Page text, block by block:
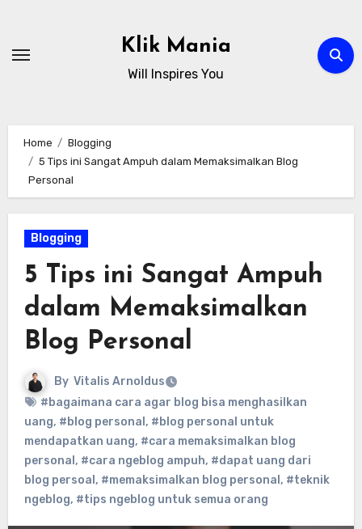
content
Klik Mania
Will Inspires You
Home
Blogging
5 Tips ini Sangat Ampuh dalam Memaksimalkan Blog
Personal
Blogging
5 Tips ini Sangat Ampuh
dalam Memaksimalkan
Blog Personal
By Vitalis Arnoldus
#bagaimana cara agar blog bisa menghasilkan
uang, #blog personal , #blog personal untuk
mendapatkan uang, #cara memaksimalkan blog
personal , #cara ngeblog ampuh, #dapat uang dari
blog persoal , #memaksimalkan blog personal , #teknik
ngeblog, #tips ngeblog untuk semua orang